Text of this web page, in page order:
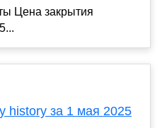
Цена закрытия
history за 1 мая 2025